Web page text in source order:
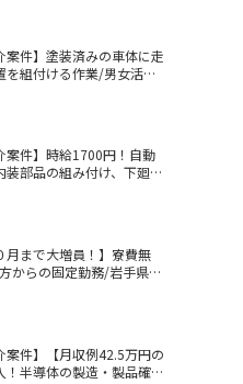
案件】塗装済みの車体に走
を組付ける作業/男女活躍
案件】時給1700円！自動
装部品の組み付け、下廻り
月まで大増員！】寮費無
からの固定勤務/岩手県釜
案件】【月収例42.5万円の
！半導体の製造・製品確